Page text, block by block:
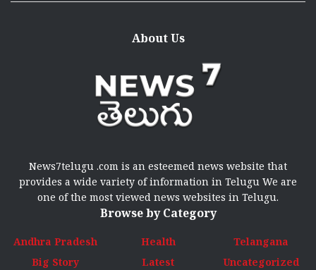
About Us
News7telugu .com is an esteemed news website that
provides a wide variety of information in Telugu We are
one of the most viewed news websites in Telugu.
Browse by Category
Andhra Pradesh
Big Story
Health
Latest
Telangana
Uncategorized